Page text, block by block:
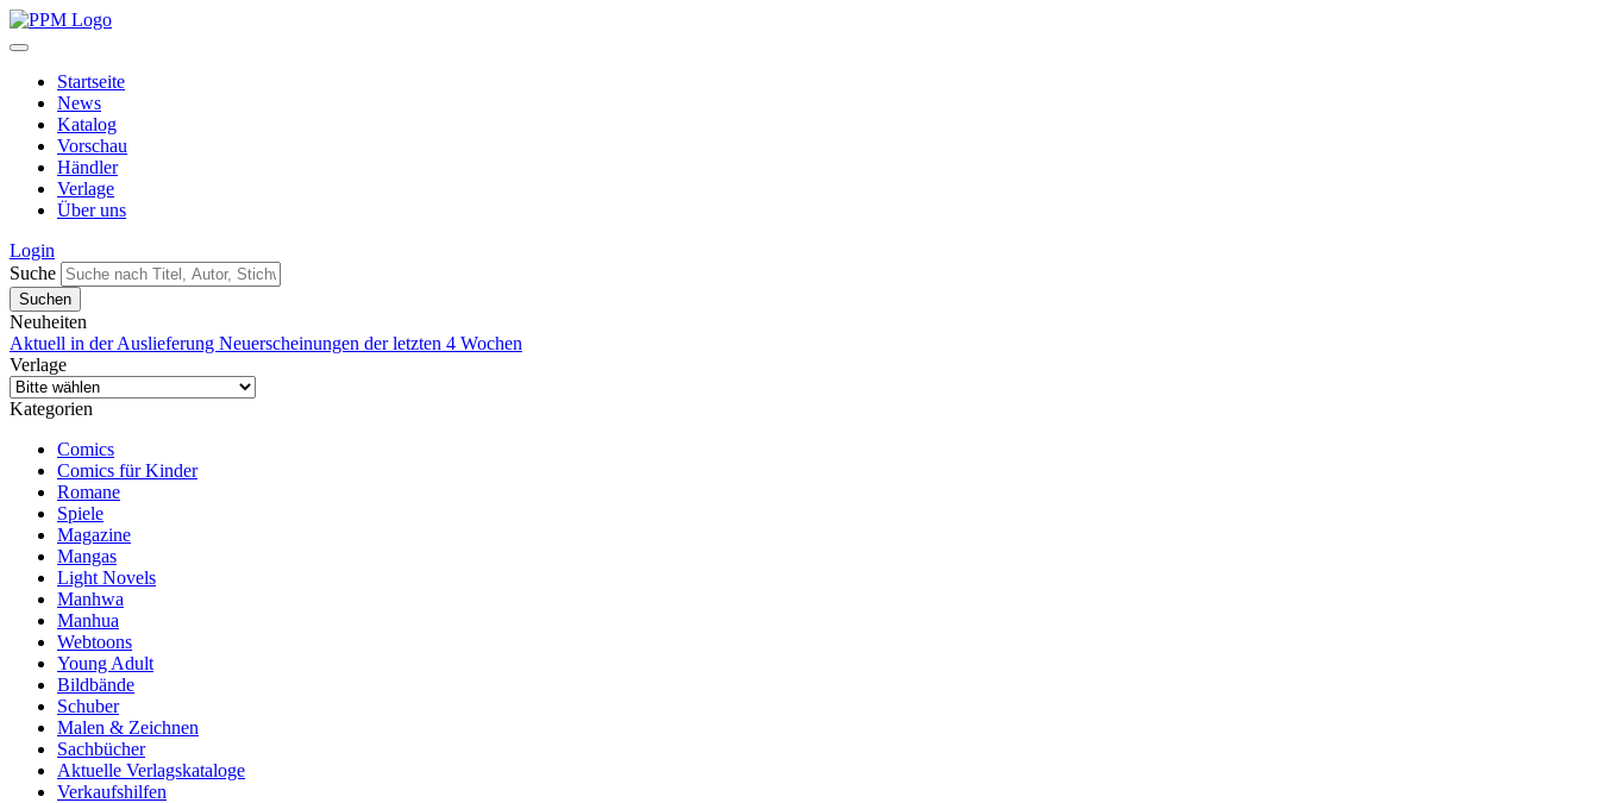
Startseite
News
Katalog
Vorschau
Händler
Verlage
Über uns
Login
Suche
Neuheiten
Aktuell in der Auslieferung Neuerscheinungen der letzten 4 Wochen
Verlage
Kategorien
Comics
Comics für Kinder
Romane
Spiele
Magazine
Mangas
Light Novels
Manhwa
Manhua
Webtoons
Young Adult
Bildbände
Schuber
Malen & Zeichnen
Sachbücher
Aktuelle Verlagskataloge
Verkaufshilfen